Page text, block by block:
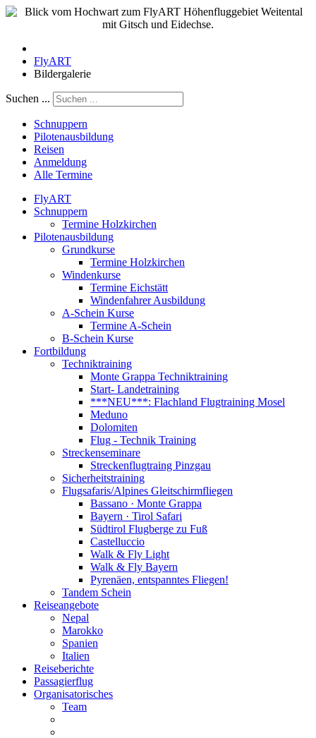
FlyART
Bildergalerie
Suchen ...
Schnuppern
Pilotenausbildung
Reisen
Anmeldung
Alle Termine
FlyART
Schnuppern
Termine Holzkirchen
Pilotenausbildung
Grundkurse
Termine Holzkirchen
Windenkurse
Termine Eichstätt
Windenfahrer Ausbildung
A-Schein Kurse
Termine A-Schein
B-Schein Kurse
Fortbildung
Techniktraining
Monte Grappa Techniktraining
Start- Landetraining
***NEU***: Flachland Flugtraining Mosel
Meduno
Dolomiten
Flug - Technik Training
Streckenseminare
Streckenflugtraing Pinzgau
Sicherheitstraining
Flugsafaris/Alpines Gleitschirmfliegen
Bassano · Monte Grappa
Bayern · Tirol Safari
Südtirol Flugberge zu Fuß
Castelluccio
Walk & Fly Light
Walk & Fly Bayern
Pyrenäen, entspanntes Fliegen!
Tandem Schein
Reiseangebote
Nepal
Marokko
Spanien
Italien
Reiseberichte
Passagierflug
Organisatorisches
Team